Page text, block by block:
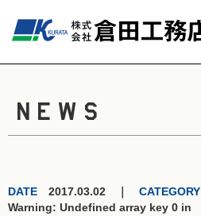
NEWS
DATE 2017.03.02 ｜ CATEGORY
Warning: Undefined array key 0 in